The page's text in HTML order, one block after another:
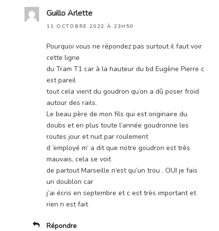
Guillo Arlette
11 OCTOBRE 2022 À 23H50
Pourquoi vous ne répondez pas surtout il faut voir
cette ligne
du Tram T1 car à la hauteur du bd Eugène Pierre c
est pareil
tout cela vient du goudron qu’on a dû poser froid
autour des rails.
Le beau père de mon fils qui est originaire du
doubs et en plus toute l’année goudronne les
routes jour et nuit par roulement
d ’employé m’ a dit que notre goudron est très
mauvais, cela se voit
de partout Marseille n’est qu’un trou . OUI je fais
un doublon car
j’ai écris en septembre et c est très important et
rien n est fait
Répondre